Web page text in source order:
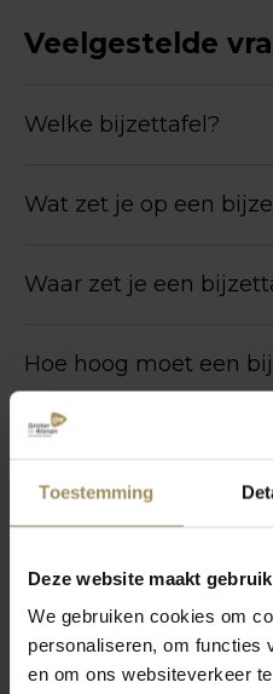
Toestemming
Deze website maakt
We gebruiken cookies om
personaliseren, om functies
en om ons websiteverkeer
Veelgestelde
Welke bijzettafel?
Wat zet je op een
Waar zet je een
Hoe hoog moet een